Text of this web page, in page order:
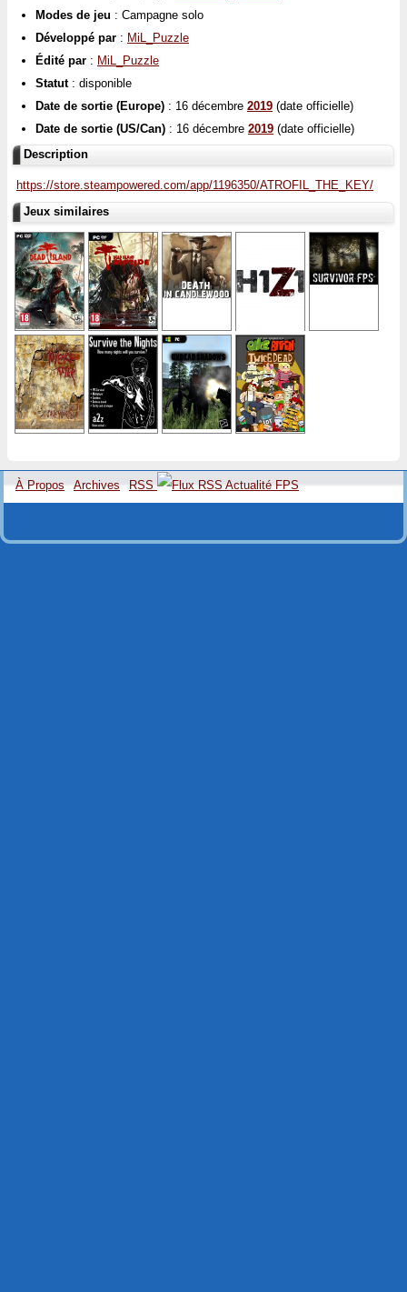
Modes de jeu : Campagne solo
Développé par : MiL_Puzzle
Édité par : MiL_Puzzle
Statut: disponible
Date de sortie (Europe) : 16 décembre 2019 (date officielle)
Date de sortie (US/Can) : 16 décembre 2019 (date officielle)
Description
https://store.steampowered.com/app/1196350/ATROFIL_THE_KEY/
Jeux similaires
À Propos Archives RSS